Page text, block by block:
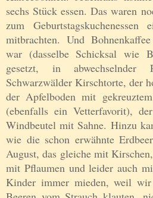
sechs Stück essen. Das waren
zum Geburtstagskuchenessen
mitbrachten. Und
war (dasselbe Schicksal wie
gesetzt, in abwechselnder
Schwarzwälder Kirschtorte, der
der Apfelboden mit
(ebenfalls ein Vetterfavorit),
Windbeutel mit Sahne. Hinzu
wie die schon erwähnte
August, das gleiche mit
mit Pflaumen und leider auch
Kinder immer mieden, weil